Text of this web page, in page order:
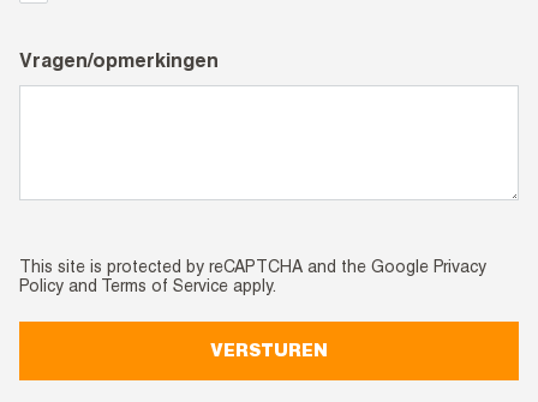
Vragen/opmerkingen
This site is protected by reCAPTCHA and the Google Privacy
Policy and Terms of Service apply.
VERSTUREN